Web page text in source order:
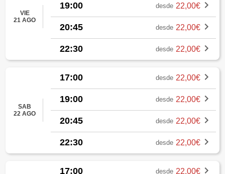
VIE
21 AGO
19:00 desde 22,00€
20:45 desde 22,00€
22:30 desde 22,00€
SAB
22 AGO
17:00 desde 22,00€
19:00 desde 22,00€
20:45 desde 22,00€
22:30 desde 22,00€
17:00 desde 22,00€